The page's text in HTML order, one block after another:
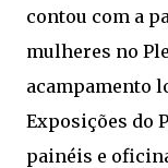
contou com a
mulheres no
acampamento
Exposições do
painéis e